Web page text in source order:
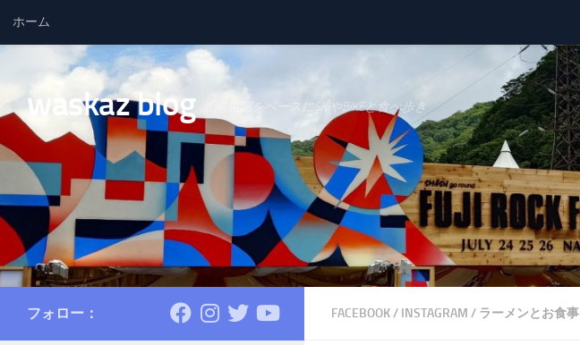
コンテンツへスキップ
ホーム
waskaz blog 南魚沼をベースにSKIやBIKEと食べ歩き
FACEBOOK/ INSTAGRAM / ラーメンとお食事
フォロー：